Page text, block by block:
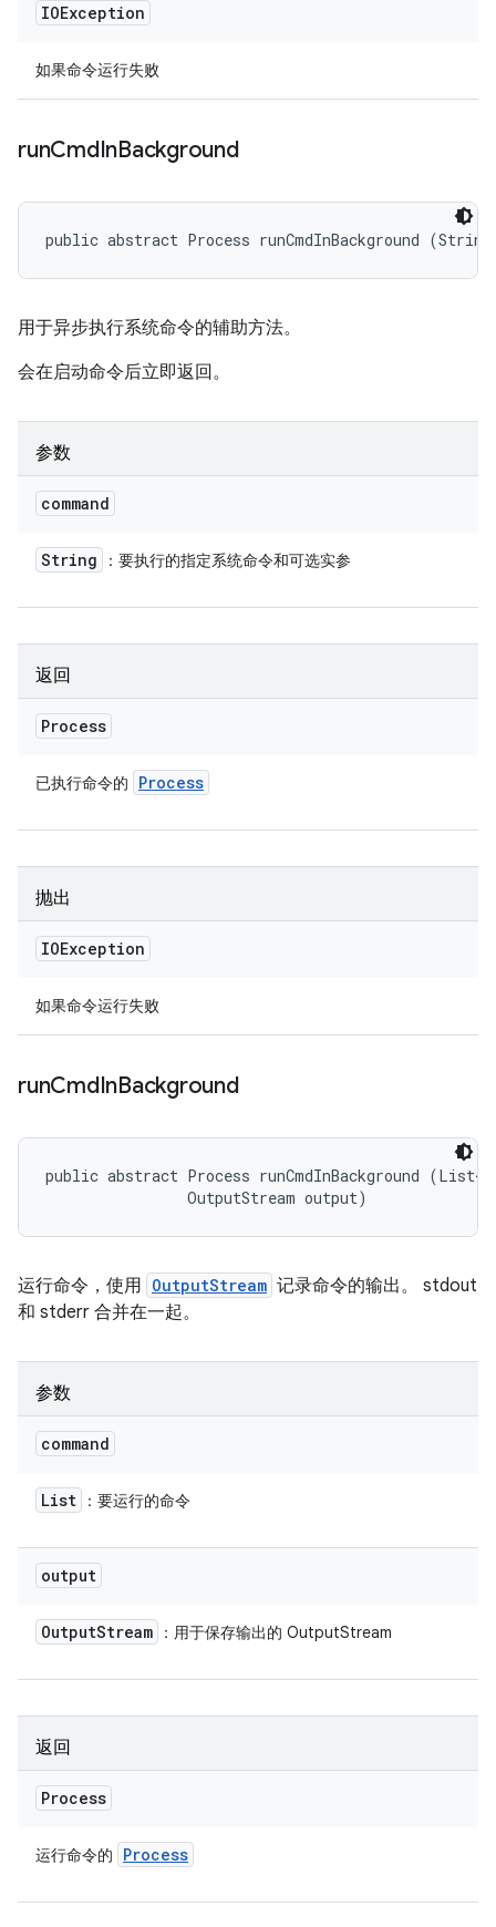
IOException
如果命令运行失败
runCmdInBackground
public abstract Process runCmdInBackground
用于异步执行系统命令的辅助方法。
会在启动命令后立即返回。
参数
command
String ：要执行的指定系统命令和可选实参
返回
Process
已执行命令的 Process
抛出
IOException
如果命令运行失败
runCmdInBackground
public abstract Process runCmdInBackground
                OutputStream output)
运行命令，使用 OutputStream 记录命令的输出。 stdout
和 stderr 合并在一起。
参数
command
List ：要运行的命令
output
OutputStream ：用于保存输出的 OutputStream
返回
Process
运行命令的 Process